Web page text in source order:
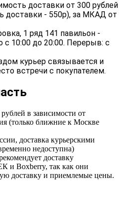
доставки от 300 рублей
доставки - 550р), за МКАД от
1 ряд 141 павильон -
с 10:00 до 20:00. Перерыв: с
курьер связывается и
встречи с покупателем.
в зависимости от
(только ближние к Москве
доставка курьерскими
недоступна)
доставку
и Boxberry, так как они
доставку и приемлемые цены.